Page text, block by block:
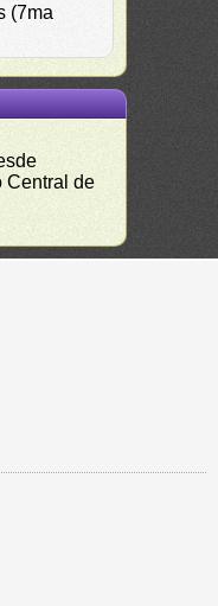
(7ma
Central de